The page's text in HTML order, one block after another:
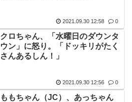
2021.09.30 12:58 0
クロちゃん、「水曜日のダウンタ
ウン」に怒り。「ドッキリがたく
さんあるしん！」
2021.09.30 12:56 0
ももちゃん（JC）、あっちゃん